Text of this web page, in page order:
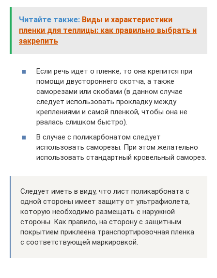
Читайте также: Виды и характеристики
пленки для теплицы: как правильно выбрать и
закрепить
Если речь идет о пленке, то она крепится при
помощи двустороннего скотча, а также
саморезами или скобами (в данном случае
следует использовать прокладку между
креплениями и самой пленкой, чтобы она не
рвалась слишком быстро).
В случае с поликарбонатом следует
использовать саморезы. При этом желательно
использовать стандартный кровельный саморез.
Следует иметь в виду, что лист поликарбоната с
одной стороны имеет защиту от ультрафиолета,
которую необходимо размещать с наружной
стороны. Как правило, на сторону с защитным
покрытием приклеена транспортировочная пленка
с соответствующей маркировкой.